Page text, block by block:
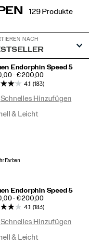
129 Produkte
NACH
Endorphin Speed 5
- € 200,00
4.1 (183)
Schnelles Hinzufügen
& Leicht
Farben
Endorphin Speed 5
- € 200,00
4.1 (183)
Schnelles Hinzufügen
& Leicht